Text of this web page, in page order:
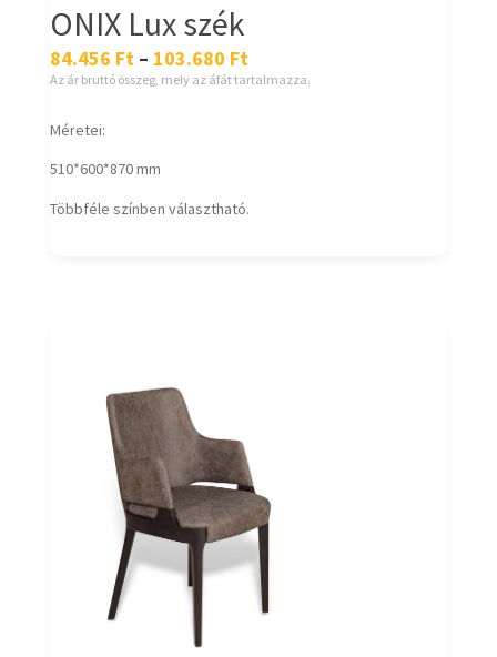
ONIX Lux szék
84.456 Ft – 103.680 Ft
Az ár bruttó összeg, mely az áfát tartalmazza.
Méretei:
510*600*870 mm
Többféle színben választható.